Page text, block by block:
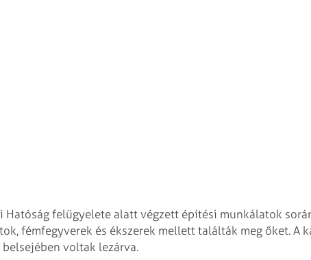
Hatóság felügyelete alatt végzett építési munkálatok
fémfegyverek és ékszerek mellett találták meg őket. A
voltak lezárva.